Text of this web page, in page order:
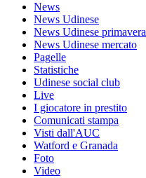
News
News Udinese
News Udinese primavera
News Udinese mercato
Pagelle
Statistiche
Udinese social club
Live
I giocatore in prestito
Comunicati stampa
Visti dall'AUC
Watford e Granada
Foto
Video